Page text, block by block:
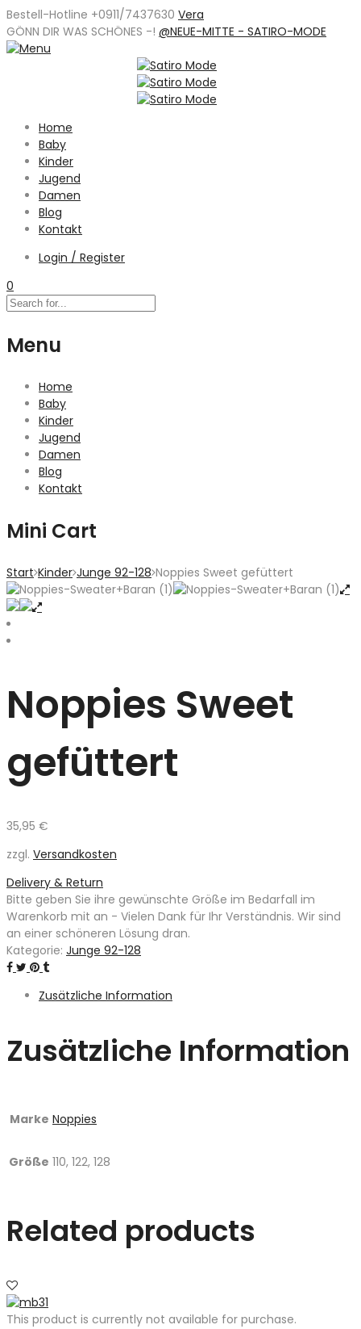
Bestell-Hotline +0911/7437630 Vera
GÖNN DIR WAS SCHÖNES -! @NEUE-MITTE - SATIRO-MODE
Home
Baby
Kinder
Jugend
Damen
Blog
Kontakt
Login / Register
0
Menu
Home
Baby
Kinder
Jugend
Damen
Blog
Kontakt
Mini Cart
Start Kinder Junge 92-128 Noppies Sweet gefüttert
Noppies Sweet
gefüttert
35,95 €
zzgl. Versandkosten
Delivery & Return
Bitte geben Sie ihre gewünschte Größe im Bedarfall im
Warenkorb mit an - Vielen Dank für Ihr Verständnis. Wir sind
an einer schöneren Lösung dran.
Kategorie: Junge 92-128
Zusätzliche Information
Zusätzliche Information
Marke Noppies
Größe 110, 122, 128
Related products
This product is currently not available for purchase.